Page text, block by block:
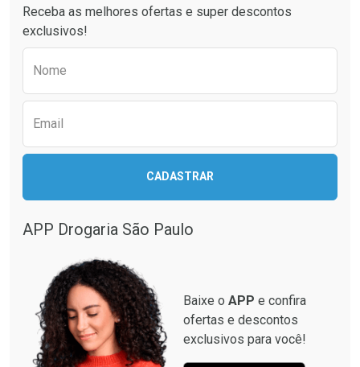
Comprar sem Desconto
Comprar sem Desconto
Por R$ 27,99/cada
Comprar sem Desconto
Comprar sem Desconto
Receba as melhores ofertas e super descontos
exclusivos!
Nome
Email
CADASTRAR
APP Drogaria São Paulo
Baixe o APP e confira
ofertas e descontos
exclusivos para você!